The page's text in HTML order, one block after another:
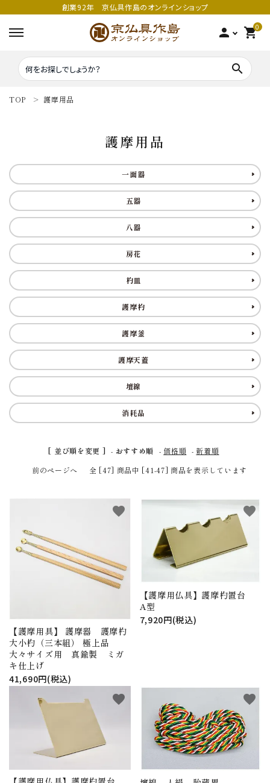
創業92年 京仏具作島のオンラインショップ
person 0
shopping_cart
search
五鈷
錫杖
寺院仏具
鳴り物
家庭用仏具
アウトレット
プライバシーポリシー
特定商取引法について
お問い合わせ
TOP 護摩用品
護摩用品
一面器
五器
八器
房花
杓皿
護摩杓
護摩釜
護摩天蓋
壇線
消耗品
[ 並び順を変更 ] - おすすめ順 -価格順 -新着順
前のページへ
全 [47] 商品中 [41-47] 商品を表示しています
【護摩用具】 護摩器 護摩杓
大小杓（三本組） 極上品
大々サイズ用 真鍮製 ミガ
キ仕上げ
41,690円(税込)
favorite
【護摩用仏具】護摩杓置台
A型
7,920円(税込)
favorite
favorite favorite